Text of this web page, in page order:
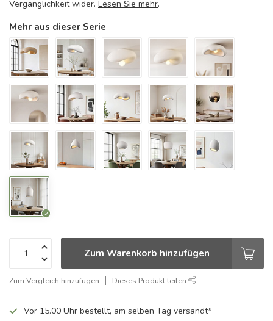
Vergänglichkeit wider. Lesen Sie mehr.
Mehr aus dieser Serie
Zum Warenkorb hinzufügen
Zum Vergleich hinzufügen Dieses Produkt teilen
Vor 15.00 Uhr bestellt, am selben Tag versandt*